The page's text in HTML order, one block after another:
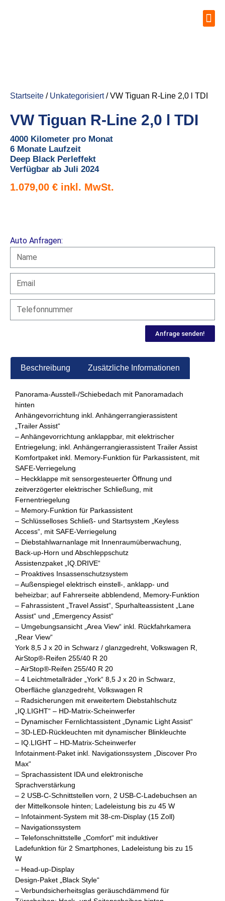
Startseite / Unkategorisiert/ VW Tiguan R-Line 2,0 l TDI
VW Tiguan R-Line 2,0 l TDI
4000 Kilometer pro Monat
6 Monate Laufzeit
Deep Black Perleffekt
Verfügbar ab Juli 2024
1.079,00 €
Auto Anfragen:
Anfrage senden!
Beschreibung Zusätzliche Informationen
Panorama-Ausstell-/Schiebedach mit Panoramadach
hinten
Anhängevorrichtung inkl. Anhängerrangierassistent
„Trailer Assist“
– Anhängevorrichtung anklappbar, mit elektrischer
Entriegelung; inkl. Anhängerrangierassistent Trailer Assist
Komfortpaket inkl. Memory-Funktion für Parkassistent, mit
SAFE-Verriegelung
– Heckklappe mit sensorgesteuerter Öffnung und
zeitverzögerter elektrischer Schließung, mit
Fernentriegelung
– Memory-Funktion für Parkassistent
– Schlüsselloses Schließ- und Startsystem „Keyless
Access“, mit SAFE-Verriegelung
– Diebstahlwarnanlage mit Innenraumüberwachung,
Back-up-Horn und Abschleppschutz
Assistenzpaket „IQ.DRIVE“
– Proaktives Insassenschutzsystem
– Außenspiegel elektrisch einstell-, anklapp- und
beheizbar; auf Fahrerseite abblendend, Memory-Funktion
– Fahrassistent „Travel Assist“, Spurhalteassistent „Lane
Assist“ und „Emergency Assist“
– Umgebungsansicht „Area View“ inkl. Rückfahrkamera
„Rear View“
York 8,5 J x 20 in Schwarz / glanzgedreht, Volkswagen R,
AirStop®-Reifen 255/40 R 20
– AirStop®-Reifen 255/40 R 20
– 4 Leichtmetallräder „York“ 8,5 J x 20 in Schwarz,
Oberfläche glanzgedreht, Volkswagen R
– Radsicherungen mit erweitertem Diebstahlschutz
„IQ.LIGHT“ – HD-Matrix-Scheinwerfer
– Dynamischer Fernlichtassistent „Dynamic Light Assist“
– 3D-LED-Rückleuchten mit dynamischer Blinkleuchte
– IQ.LIGHT – HD-Matrix-Scheinwerfer
Infotainment-Paket inkl. Navigationssystem „Discover Pro
Max“
– Sprachassistent IDA und elektronische
Sprachverstärkung
– 2 USB-C-Schnittstellen vorn, 2 USB-C-Ladebuchsen an
der Mittelkonsole hinten; Ladeleistung bis zu 45 W
– Infotainment-System mit 38-cm-Display (15 Zoll)
– Navigationssystem
– Telefonschnittstelle „Comfort“ mit induktiver
Ladefunktion für 2 Smartphones, Ladeleistung bis zu 15
W
– Head-up-Display
Design-Paket „Black Style“
– Verbundsicherheitsglas geräuschdämmend für